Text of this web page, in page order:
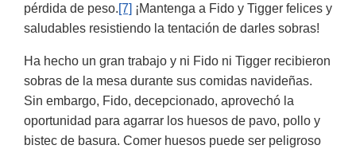
pérdida de peso.[7] ¡Mantenga a Fido y Tigger felices y
saludables resistiendo la tentación de darles sobras!
Ha hecho un gran trabajo y ni Fido ni Tigger recibieron
sobras de la mesa durante sus comidas navideñas.
Sin embargo, Fido, decepcionado, aprovechó la
oportunidad para agarrar los huesos de pavo, pollo y
bistec de basura. Comer huesos puede ser peligroso